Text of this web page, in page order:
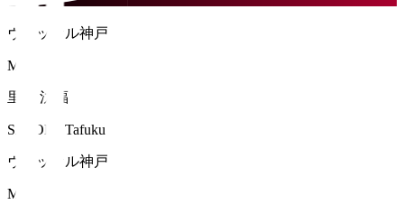
ヴィッセル神戸
MF
里見 汰福
SATOMI Tafuku
ヴィッセル神戸
MF